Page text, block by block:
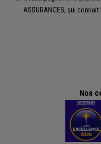
ASSURANCES, qui
Nos